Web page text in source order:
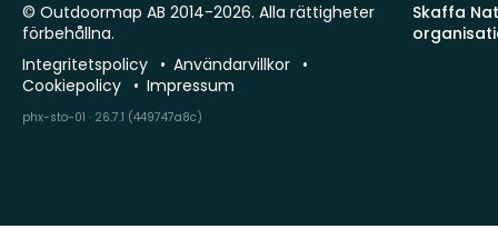
Skaffa
© Outdoormap AB 2014-2026. Alla rättigheter
förbehållna.
Integritetspolicy
Användarvillkor
Cookiepolicy
Impressum
phx-sto-01 · 26.7.1 (449747a8c)